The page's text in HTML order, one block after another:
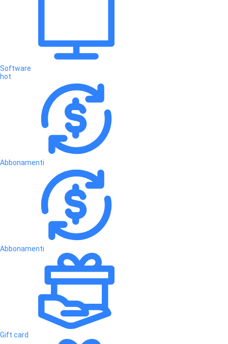
Software
hot
Abbonamenti
Abbonamenti
Gift card